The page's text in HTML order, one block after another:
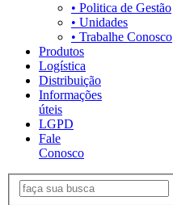
• Politica de Gestão
• Unidades
• Trabalhe Conosco
Produtos
Logística
Distribuição
Informações
úteis
LGPD
Fale
Conosco